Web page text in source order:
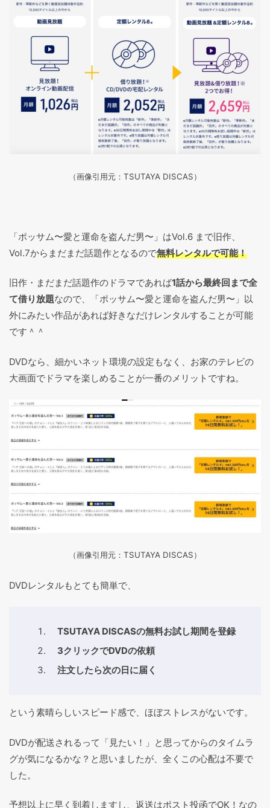
（画像引用元：TSUTAYA DISCAS）
「ポッサム〜愛と運命を盗んだ男〜」はVol.6 まで旧作、
Vol.7から まだまだ話題作となるので無料レンタルで可能！
旧作・まだまだ話題作のドラマであれば1話から最終回まで全
て借り放題なので、「ポッサム〜愛と運命を盗んだ男〜」以
外にみたい作品があれば好きなだけレンタルすることが可能
です＾＾
DVDなら、細かいネット環境の設定もなく、お家のテレビの
大画面でドラマを楽しめることが一番のメリットですね。
（画像引用元：TSUTAYA DISCAS）
DVDレンタルもとても簡単で、
TSUTAYA DISCASの無料お試し期間を登録
3クリックでDVDの依頼
注文したら次の日に届く
という素晴らしいスピード感で、ほぼストレスがないです。
DVDが配送されるって「見たい！」と思ってからのタイムラ
グが気になるかな？と思いましたが、全くこの心配は不要で
した。
予想以上に早く到着しますし、返送はポスト投函でOK！なの